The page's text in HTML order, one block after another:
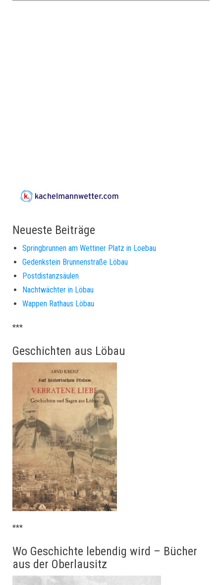
Neueste Beiträge
Springbrunnen am Wettiner Platz in Loebau
Gedenkstein Brunnenstraße Löbau
Postdistanzsäulen
Nachtwächter in Löbau
Wappen Rathaus Löbau
***
Geschichten aus Löbau
***
Wo Geschichte lebendig wird – Bücher
aus der Oberlausitz